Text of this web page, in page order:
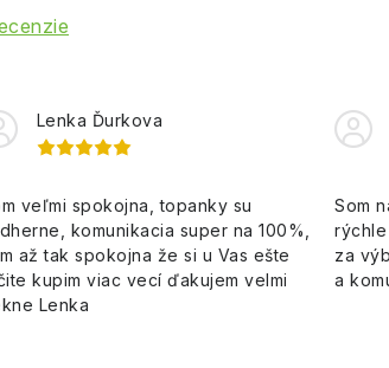
Lenka Ďurkova
veľmi spokojna, topanky su
komunikacia super na 100%,
až tak spokojna že si u Vas ešte
kupim viac vecí ďakujem velmi
Lenka
Som
za
a